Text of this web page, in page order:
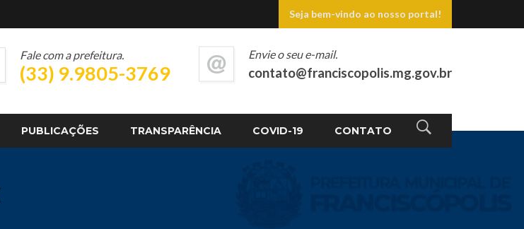
Seja bem-vindo ao nosso portal!
PUBLICAÇÕES TRANSPARÊNCIA COVID-19 CONTATO
Envie o seu e-mail.
contato@franciscopolis.mg.gov.br
Fale com a prefeitura.
(33) 9.9805-3769